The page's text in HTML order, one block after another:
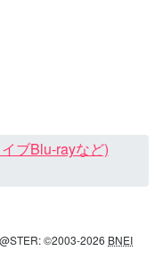
ブBlu-rayなど)
©2003-2026 BNEI